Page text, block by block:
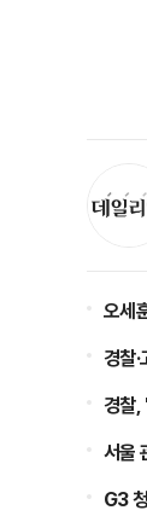
오세
경찰
경찰,
서울
G3